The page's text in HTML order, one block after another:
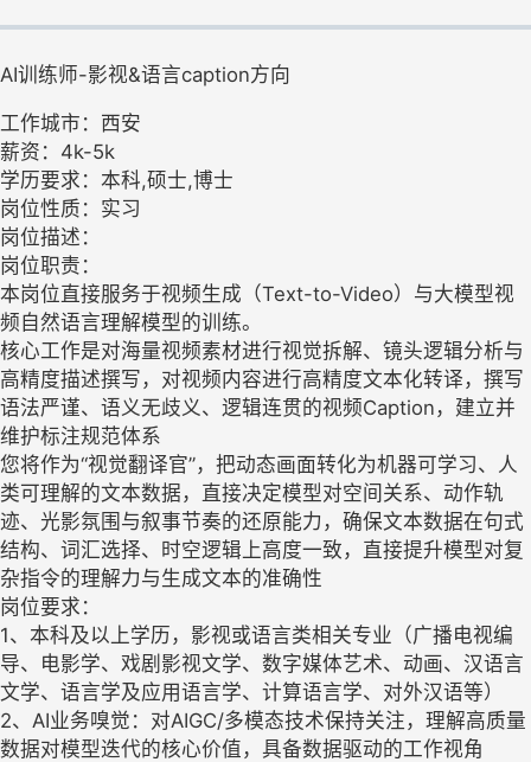
AI训练师-影视&语言caption方向
工作城市：西安
薪资：4k-5k
学历要求：本科,硕士,博士
岗位性质：实习
岗位描述：
岗位职责：
本岗位直接服务于视频生成（Text-to-Video）与大模型视
频自然语言理解模型的训练。
核心工作是对海量视频素材进行视觉拆解、镜头逻辑分析与
高精度描述撰写，对视频内容进行高精度文本化转译，撰写
语法严谨、语义无歧义、逻辑连贯的视频Caption，建立并
维护标注规范体系
您将作为“视觉翻译官”，把动态画面转化为机器可学习、人
类可理解的文本数据，直接决定模型对空间关系、动作轨
迹、光影氛围与叙事节奏的还原能力，确保文本数据在句式
结构、词汇选择、时空逻辑上高度一致，直接提升模型对复
杂指令的理解力与生成文本的准确性
岗位要求：
1、本科及以上学历，影视或语言类相关专业（广播电视编
导、电影学、戏剧影视文学、数字媒体艺术、动画、汉语言
文学、语言学及应用语言学、计算语言学、对外汉语等）
2、AI业务嗅觉：对AIGC/多模态技术保持关注，理解高质量
数据对模型迭代的核心价值，具备数据驱动的工作视角